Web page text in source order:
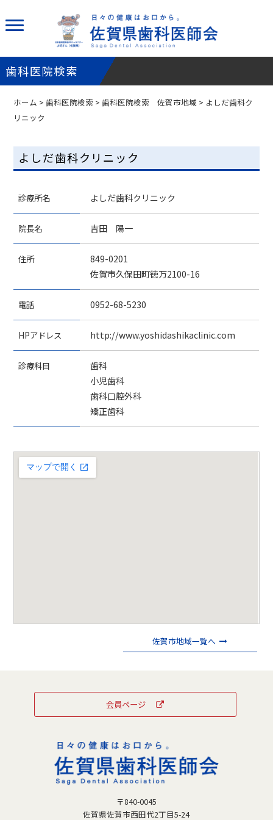
歯科医院検索
ホーム >歯科医院検索 >歯科医院検索 佐賀市地域 > よしだ歯科ク
リニック
よしだ歯科クリニック
診療所名 よしだ歯科クリニック
院長名 吉田 陽一
住所
849-0201
佐賀市久保田町徳万2100-16
電話 0952-68-5230
HPアドレス http://www.yoshidashikaclinic.com
診療科目
歯科
小児歯科
歯科口腔外科
矯正歯科
佐賀市地域一覧へ
会員ページ
〒840-0045
佐賀県佐賀市西田代2丁目5-24